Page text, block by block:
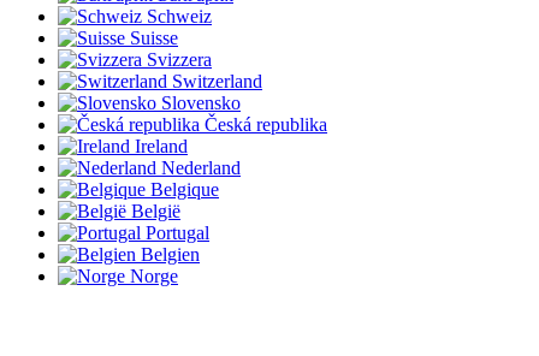
Schweiz
Suisse
Svizzera
Switzerland
Slovensko
Česká republika
Ireland
Nederland
Belgique
België
Portugal
Belgien
Norge